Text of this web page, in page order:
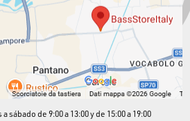
de 9:00 a 13:00 y de 15:00 a 19:00